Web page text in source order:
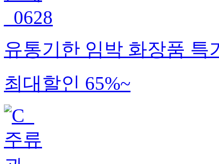
유통기한 임박 화장품 특
최대할인 65%~